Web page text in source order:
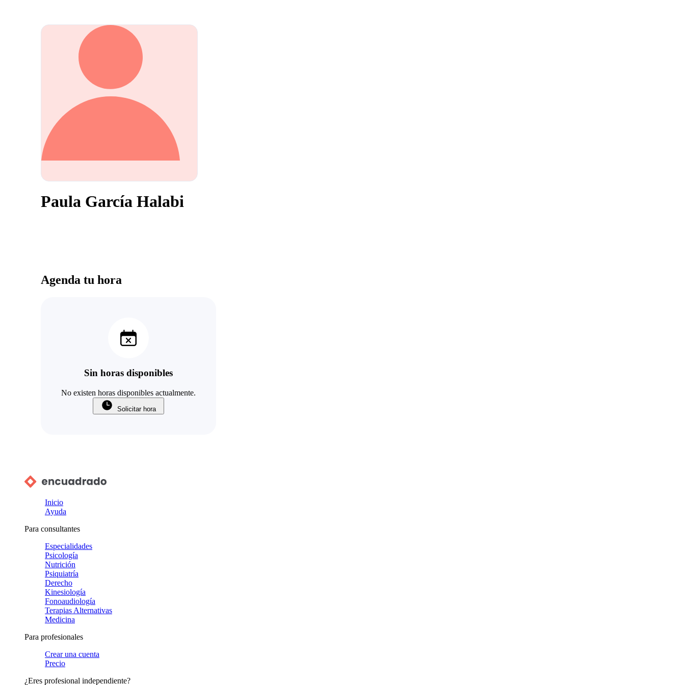
Paula García Halabi
Agenda tu hora
Sin horas disponibles
No existen horas disponibles actualmente.
Solicitar hora
Inicio
Ayuda
Para consultantes
Especialidades
Psicología
Nutrición
Psiquiatría
Derecho
Kinesiología
Fonoaudiología
Terapias Alternativas
Medicina
Para profesionales
Crear una cuenta
Precio
¿Eres profesional independiente?